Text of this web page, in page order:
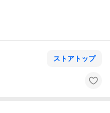
ストアトップ